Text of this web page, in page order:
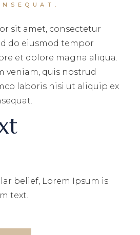
sit amet, consectetur
do eiusmod tempor
et dolore magna aliqua.
veniam, quis nostrud
laboris nisi ut aliquip ex
belief, Lorem Ipsum is
text.